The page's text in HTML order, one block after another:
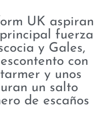
UK aspiran
fuerza
y Gales,
con
y unos
un salto
de escaños